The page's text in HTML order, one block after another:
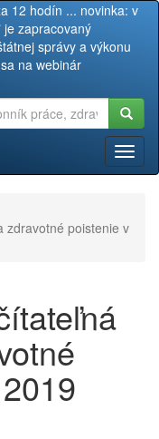
12 hodín ... novinka: v
zapracovaný
správy a výkonu
na webinár
zdravotné poistenie v